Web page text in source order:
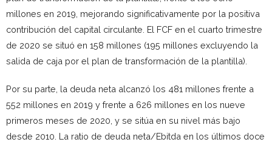
millones en 2019, mejorando significativamente por la positiva
contribución del capital circulante. El FCF en el cuarto trimestre
de 2020 se situó en 158 millones (195 millones excluyendo la
salida de caja por el plan de transformación de la plantilla).
Por su parte, la deuda neta alcanzó los 481 millones frente a
552 millones en 2019 y frente a 626 millones en los nueve
primeros meses de 2020, y se sitúa en su nivel más bajo
desde 2010. La ratio de deuda neta/Ebitda en los últimos doce